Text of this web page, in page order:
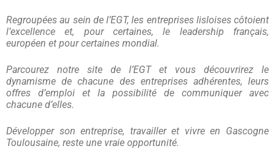
Regroupées au sein de l’EGT, les entreprises lisloises côtoient
l’excellence et, pour certaines, le leadership français,
européen et pour certaines mondial.
Parcourez notre site de l’EGT et vous découvrirez le
dynamisme de chacune des entreprises adhérentes, leurs
offres d’emploi et la possibilité de communiquer avec
chacune d’elles.
Développer son entreprise, travailler et vivre en Gascogne
Toulousaine, reste une vraie opportunité.